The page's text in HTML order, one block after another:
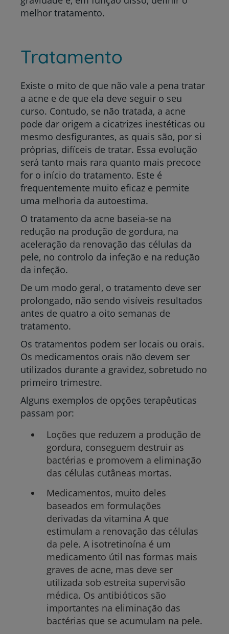
melhor tratamento.
Tratamento
Existe o mito de que não vale a pena tratar
a acne e de que ela deve seguir o seu
curso. Contudo, se não tratada, a acne
pode dar origem a cicatrizes inestéticas ou
mesmo desfigurantes, as quais são, por si
próprias, difíceis de tratar. Essa evolução
será tanto mais rara quanto mais precoce
for o início do tratamento. Este é
frequentemente muito eficaz e permite
uma melhoria da autoestima.
O tratamento da acne baseia-se na
redução na produção de gordura, na
aceleração da renovação das células da
pele, no controlo da infeção e na redução
da infeção.
De um modo geral, o tratamento deve ser
prolongado, não sendo visíveis resultados
antes de quatro a oito semanas de
tratamento.
Os tratamentos podem ser locais ou orais.
Os medicamentos orais não devem ser
utilizados durante a gravidez, sobretudo no
primeiro trimestre.
Alguns exemplos de opções terapêuticas
passam por:
Loções que reduzem a produção de
gordura, conseguem destruir as
bactérias e promovem a eliminação
das células cutâneas mortas.
Medicamentos, muito deles
baseados em formulações
derivadas da vitamina A que
estimulam a renovação das células
da pele. A isotretinoína é um
medicamento útil nas formas mais
graves de acne, mas deve ser
utilizada sob estreita supervisão
médica. Os antibióticos são
importantes na eliminação das
bactérias que se acumulam na pele.